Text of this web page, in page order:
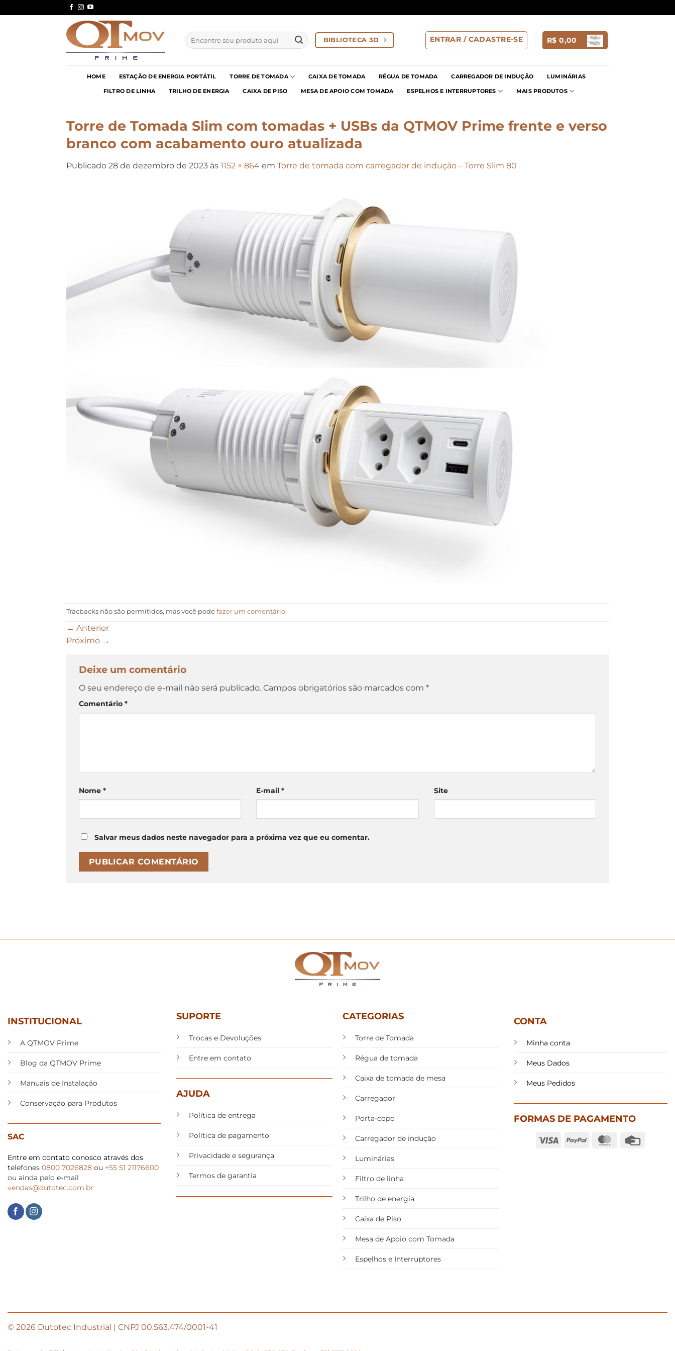
to
Pesquisar
por:
BIBLIOTECA 3D ENTRAR / CADASTRE-SE R$ 0,00
HOME ESTAÇÃO DE ENERGIA PORTÁTIL TORRE DE TOMADA CAIXA DE TOMADA RÉGUA DE TOMADA CARREGADOR DE INDUÇÃO LUMINÁRIAS
FILTRO DE LINHA TRILHO DE ENERGIA CAIXA DE PISO MESA DE APOIO COM TOMADA ESPELHOS E INTERRUPTORES MAIS PRODUTOS
Torre de Tomada Slim com tomadas + USBs da QTMOV Prime frente e verso
branco com acabamento ouro atualizada
Publicado 28 de dezembro de 2023 às 1152 × 864 em Torre de tomada com carregador de indução – Torre Slim 80
Tracbacks não são permitidos, mas você pode fazer um comentário.
← Anterior
Próximo →
Deixe um comentário
O seu endereço de e-mail não será publicado. Campos obrigatórios são marcados com *
Comentário *
Nome * E-mail* Site
Salvar meus dados neste navegador para a próxima vez que eu comentar.
INSTITUCIONAL
A QTMOV Prime
Blog da QTMOV Prime
Manuais de Instalação
Conservação para Produtos
SAC
Entre em contato conosco através dos
telefones 0800 7026828 ou +55 51 21176600
ou ainda pelo e-mail
vendas@dutotec.com.br
SUPORTE
Trocas e Devoluções
Entre em contato
AJUDA
Política de entrega
Política de pagamento
Privacidade e segurança
Termos de garantia
CATEGORIAS
Torre de Tomada
Régua de tomada
Caixa de tomada de mesa
Carregador
Porta-copo
Carregador de indução
Luminárias
Filtro de linha
Trilho de energia
Caixa de Piso
Mesa de Apoio com Tomada
Espelhos e Interruptores
CONTA
Minha conta
Meus Dados
Meus Pedidos
FORMAS DE PAGAMENTO
Visa PayPal MasterCard
© 2026 Dutotec Industrial | CNPJ 00.563.474/0001-41